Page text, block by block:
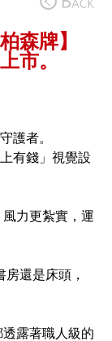
森牌】
市。
護者。
有錢」視覺設
力更紮實，運
還是床頭，
露著職人級的